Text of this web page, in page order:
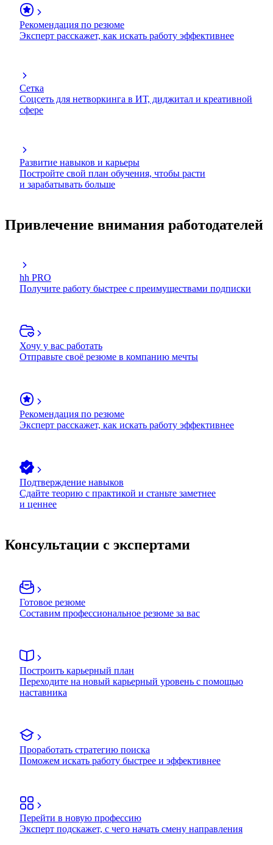
Рекомендация по резюме
Эксперт расскажет, как искать работу эффективнее
Сетка
Соцсеть для нетворкинга в ИТ, диджитал и креативной
сфере
Развитие навыков и карьеры
Постройте свой план обучения, чтобы расти
и зарабатывать больше
Привлечение внимания работодателей
hh PRO
Получите работу быстрее с преимуществами подписки
Хочу у вас работать
Отправьте своё резюме в компанию мечты
Рекомендация по резюме
Эксперт расскажет, как искать работу эффективнее
Подтверждение навыков
Сдайте теорию с практикой и станьте заметнее
и ценнее
Консультации с экспертами
Готовое резюме
Составим профессиональное резюме за вас
Построить карьерный план
Переходите на новый карьерный уровень с помощью
наставника
Проработать стратегию поиска
Поможем искать работу быстрее и эффективнее
Перейти в новую профессию
Эксперт подскажет, с чего начать смену направления